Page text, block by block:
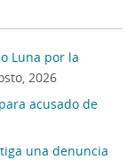
Luna por la
2026
acusado de
una denuncia